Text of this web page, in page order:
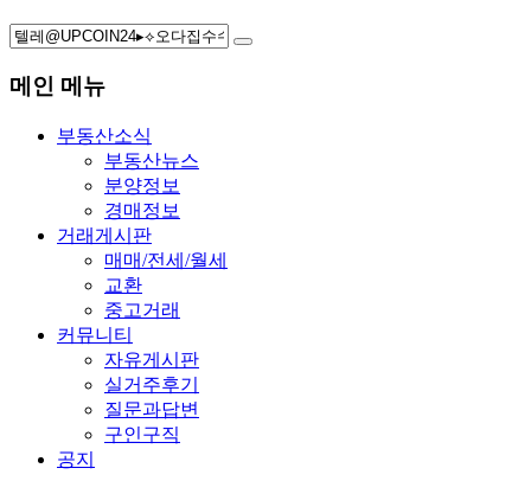
메인 메뉴
부동산소식
부동산뉴스
분양정보
경매정보
거래게시판
매매/전세/월세
교환
중고거래
커뮤니티
자유게시판
실거주후기
질문과답변
구인구직
공지